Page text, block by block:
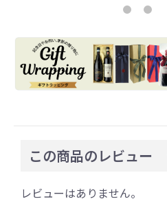
この商品のレビュー
レビューはありません。